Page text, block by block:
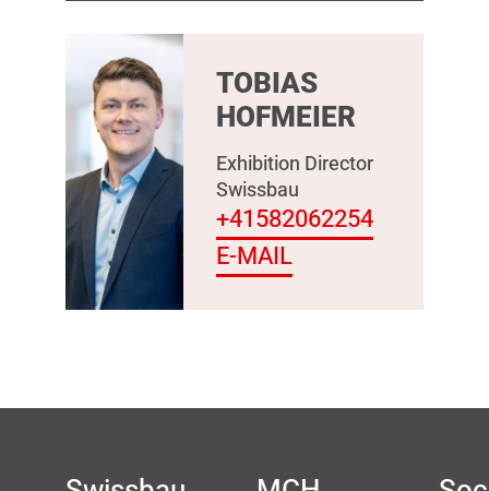
TOBIAS
HOFMEIER
Exhibition Director
Swissbau
+41582062254
E-MAIL